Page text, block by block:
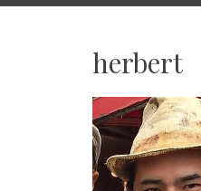
人
ビ
ジ
ネ
ス
herbert